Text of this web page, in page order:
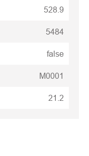
528.9
5484
false
M0001
21.2